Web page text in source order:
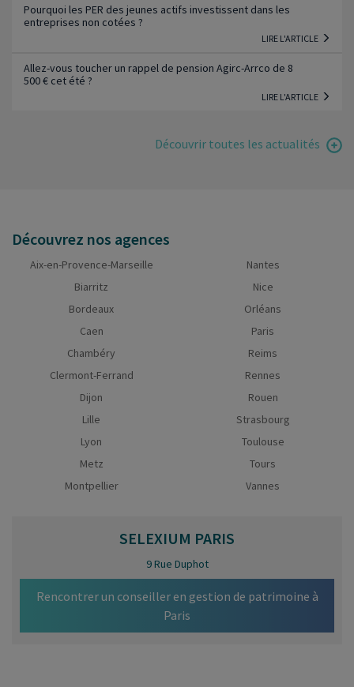
Pourquoi les PER des jeunes actifs investissent dans les
entreprises non cotées ?
LIRE L'ARTICLE
Allez-vous toucher un rappel de pension Agirc-Arrco de 8
500 € cet été ?
LIRE L'ARTICLE
Découvrir toutes les actualités
Découvrez nos agences
Aix-en-Provence-Marseille
Biarritz
Bordeaux
Caen
Chambéry
Clermont-Ferrand
Dijon
Lille
Lyon
Metz
Montpellier
Nantes
Nice
Orléans
Paris
Reims
Rennes
Rouen
Strasbourg
Toulouse
Tours
Vannes
SELEXIUM PARIS
9 Rue Duphot
Rencontrer un conseiller en gestion de patrimoine à
Paris